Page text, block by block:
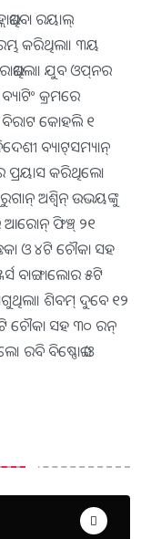
ରୟାଲ୍‍
କରିଥିଲା। ୩ୟ
ଯୁବ ଓପ୍‍ନର
କ୍ରମରେ
ବିରାଟ କୋହଲି ୧
ବ୍ୟାଟ୍‍ସମ୍ୟାନ୍‍
ପ୍ରୟାସ କରିଥିଲେ।
ଅଶ୍ୱିନ୍‍ ଉଭୟଙ୍କୁ
ଆରୋନ୍‍ ଫିଞ୍ଚ୍‍ ୨୧
ଓ ୪ଟି ଚୌକା ସହ
ବାଙ୍ଗାଲୋର ୫ଟି
ଶିବମ୍‍ ଦୁବେ ୧୨
ଚୌକା ସହ ୩୦ ରନ୍‍
ରବି ବିଷ୍ଣୋଇ ଓ